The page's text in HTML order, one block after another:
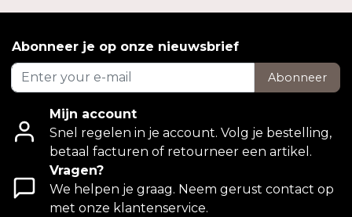
Abonneer je op onze nieuwsbrief
Abonneer
Mijn account
Snel regelen in je account. Volg je bestelling,
betaal facturen of retourneer een artikel.
Vragen?
We helpen je graag. Neem gerust contact op
met onze klantenservice.